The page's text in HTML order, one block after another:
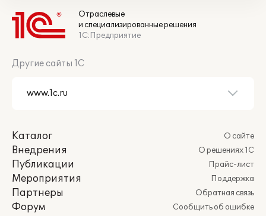
Отраслевые
и специализированные решения
1С:Предприятие
Другие сайты 1С
Каталог
Внедрения
Публикации
Мероприятия
Партнеры
Форум
О сайте
О решениях 1С
Прайс-лист
Поддержка
Обратная связь
Сообщить об ошибке